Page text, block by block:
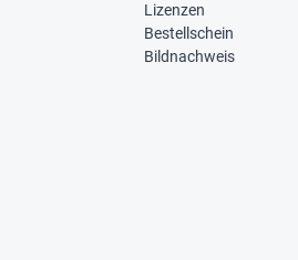
Lizenzen
Bestellschein
Bildnachweis